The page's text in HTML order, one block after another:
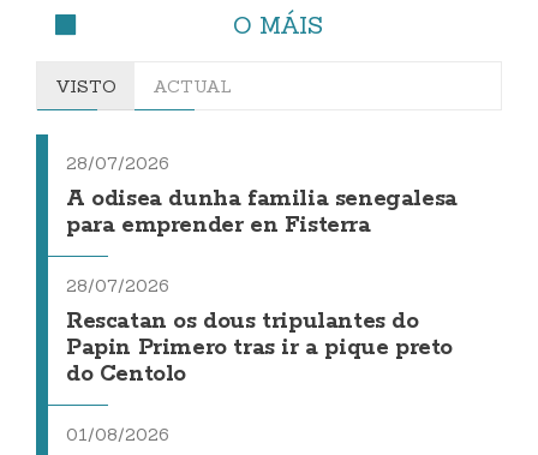
O MÁIS
VISTO ACTUAL
28/07/2026
A odisea dunha familia senegalesa
para emprender en Fisterra
28/07/2026
Rescatan os dous tripulantes do
Papin Primero tras ir a pique preto
do Centolo
01/08/2026